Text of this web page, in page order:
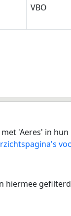
VBO
'Aeres' in
hiermee